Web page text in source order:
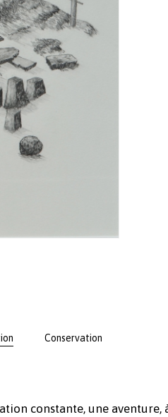
Conservation
constante, une aventure,